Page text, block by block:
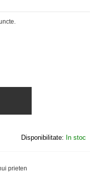
Disponibilitate: In stoc
prieten